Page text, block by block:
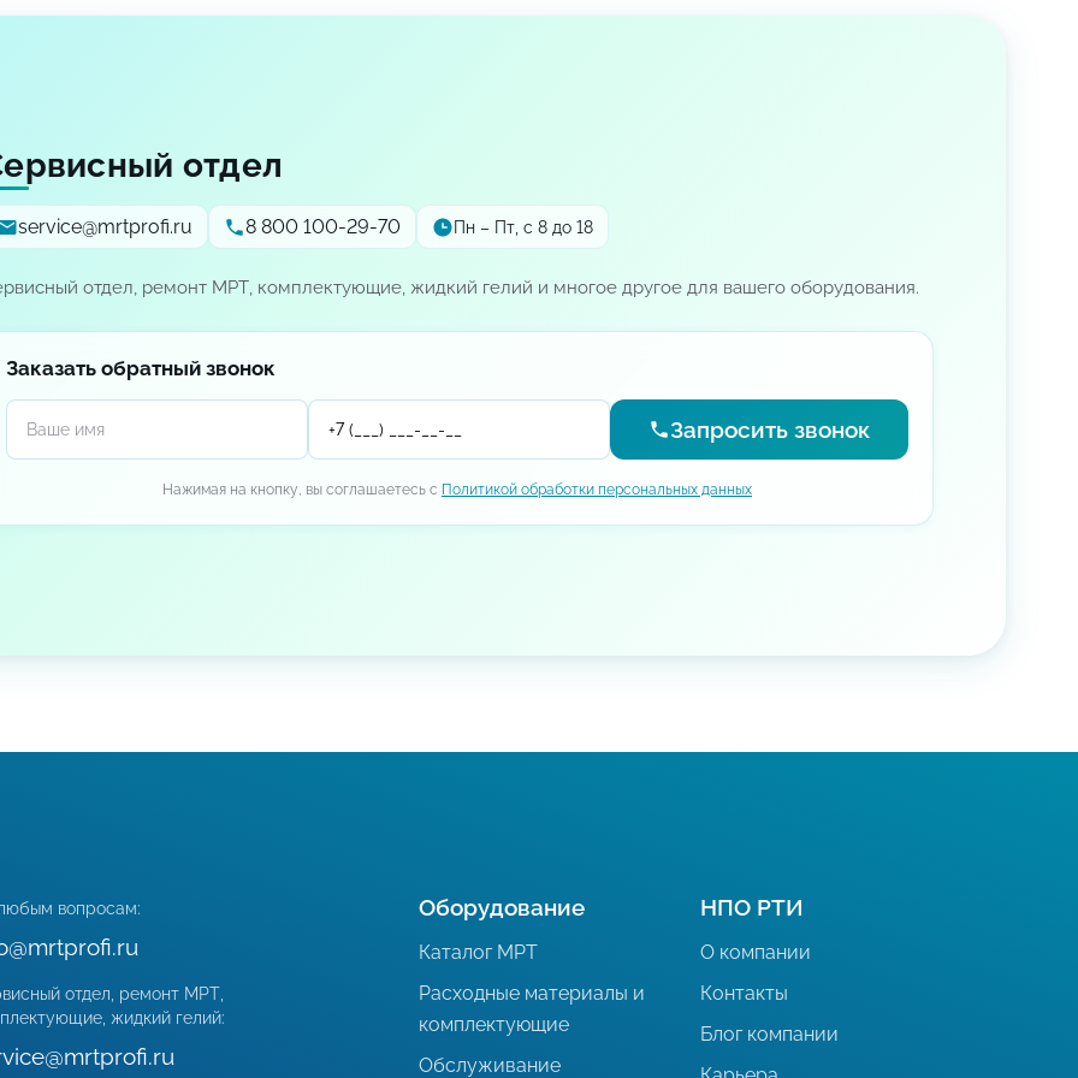
отдел
service@mrtprofi.ru 8 800 100-29-70 Пн – Пт, с 8 до 18
отдел, ремонт МРТ, комплектующие, жидкий гелий и многое другое для вашего оборудования.
Заказать обратный звонок
Запросить звонок
Нажимая на кнопку, вы соглашаетесь с Политикой обработки персональных данных
вопросам:
отдел, ремонт МРТ,
жидкий гелий:
Оборудование
Каталог МРТ
Расходные материалы и
комплектующие
Обслуживание
НПО РТИ
О компании
Контакты
Блог компании